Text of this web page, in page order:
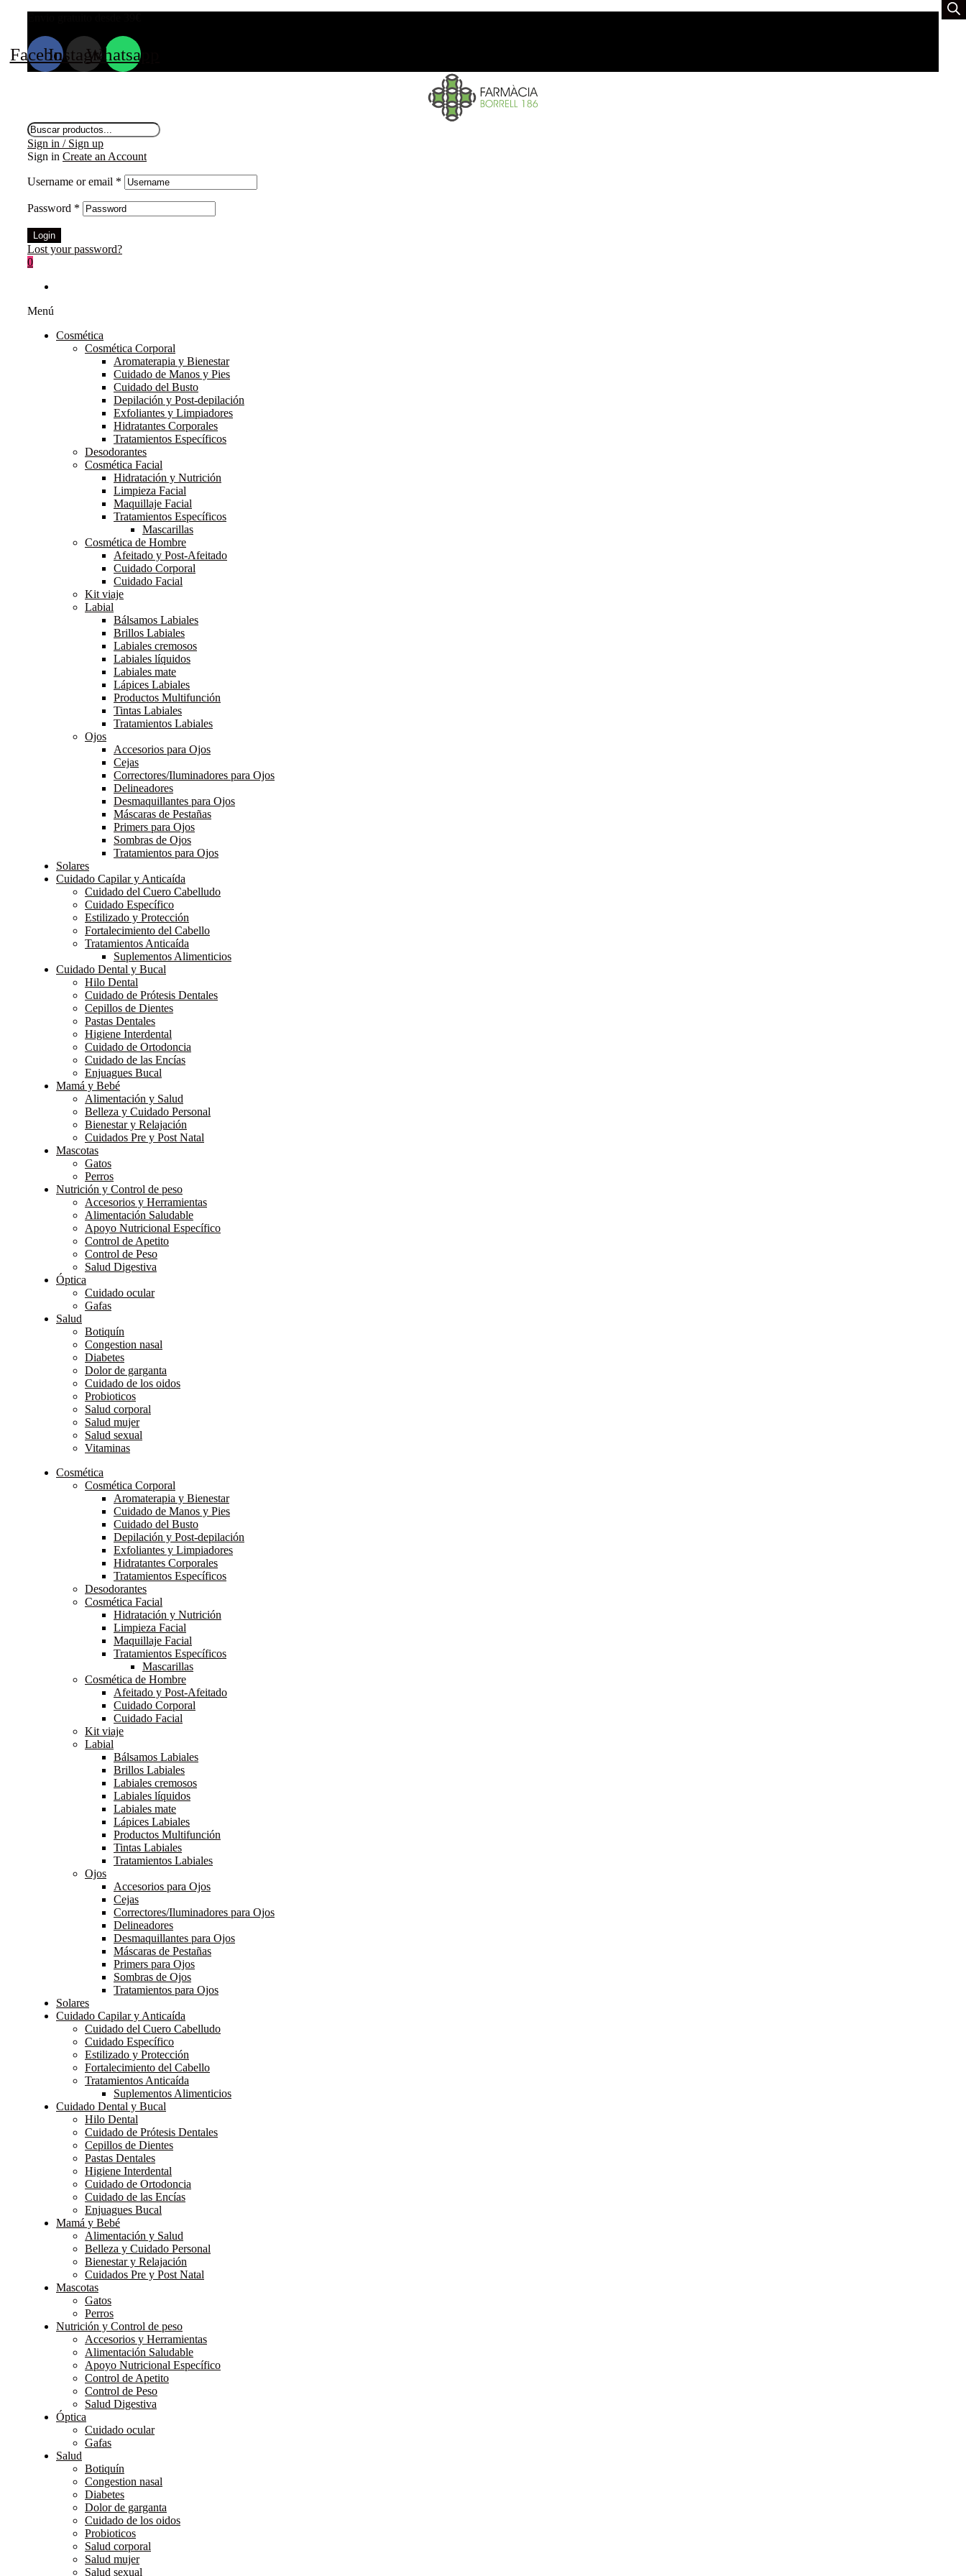
FacebookInstagram
Whatsapp
Búsqueda
de
productos
Sign in / Sign up
Sign in Create an Account
Username or email *
Password *
Login
Lost your password?
0
Menú
Cosmética
Cosmética Corporal
Aromaterapia y Bienestar
Cuidado de Manos y Pies
Cuidado del Busto
Depilación y Post-depilación
Exfoliantes y Limpiadores
Hidratantes Corporales
Tratamientos Específicos
Desodorantes
Cosmética Facial
Hidratación y Nutrición
Limpieza Facial
Maquillaje Facial
Tratamientos Específicos
Mascarillas
Cosmética de Hombre
Afeitado y Post-Afeitado
Cuidado Corporal
Cuidado Facial
Kit viaje
Labial
Bálsamos Labiales
Brillos Labiales
Labiales cremosos
Labiales líquidos
Labiales mate
Lápices Labiales
Productos Multifunción
Tintas Labiales
Tratamientos Labiales
Ojos
Accesorios para Ojos
Cejas
Correctores/Iluminadores para Ojos
Delineadores
Desmaquillantes para Ojos
Máscaras de Pestañas
Primers para Ojos
Sombras de Ojos
Tratamientos para Ojos
Solares
Cuidado Capilar y Anticaída
Cuidado del Cuero Cabelludo
Cuidado Específico
Estilizado y Protección
Fortalecimiento del Cabello
Tratamientos Anticaída
Suplementos Alimenticios
Cuidado Dental y Bucal
Hilo Dental
Cuidado de Prótesis Dentales
Cepillos de Dientes
Pastas Dentales
Higiene Interdental
Cuidado de Ortodoncia
Cuidado de las Encías
Enjuagues Bucal
Mamá y Bebé
Alimentación y Salud
Belleza y Cuidado Personal
Bienestar y Relajación
Cuidados Pre y Post Natal
Mascotas
Gatos
Perros
Nutrición y Control de peso
Accesorios y Herramientas
Alimentación Saludable
Apoyo Nutricional Específico
Control de Apetito
Control de Peso
Salud Digestiva
Óptica
Cuidado ocular
Gafas
Salud
Botiquín
Congestion nasal
Diabetes
Dolor de garganta
Cuidado de los oidos
Probioticos
Salud corporal
Salud mujer
Salud sexual
Vitaminas
Cosmética
Cosmética Corporal
Aromaterapia y Bienestar
Cuidado de Manos y Pies
Cuidado del Busto
Depilación y Post-depilación
Exfoliantes y Limpiadores
Hidratantes Corporales
Tratamientos Específicos
Desodorantes
Cosmética Facial
Hidratación y Nutrición
Limpieza Facial
Maquillaje Facial
Tratamientos Específicos
Mascarillas
Cosmética de Hombre
Afeitado y Post-Afeitado
Cuidado Corporal
Cuidado Facial
Kit viaje
Labial
Bálsamos Labiales
Brillos Labiales
Labiales cremosos
Labiales líquidos
Labiales mate
Lápices Labiales
Productos Multifunción
Tintas Labiales
Tratamientos Labiales
Ojos
Accesorios para Ojos
Cejas
Correctores/Iluminadores para Ojos
Delineadores
Desmaquillantes para Ojos
Máscaras de Pestañas
Primers para Ojos
Sombras de Ojos
Tratamientos para Ojos
Solares
Cuidado Capilar y Anticaída
Cuidado del Cuero Cabelludo
Cuidado Específico
Estilizado y Protección
Fortalecimiento del Cabello
Tratamientos Anticaída
Suplementos Alimenticios
Cuidado Dental y Bucal
Hilo Dental
Cuidado de Prótesis Dentales
Cepillos de Dientes
Pastas Dentales
Higiene Interdental
Cuidado de Ortodoncia
Cuidado de las Encías
Enjuagues Bucal
Mamá y Bebé
Alimentación y Salud
Belleza y Cuidado Personal
Bienestar y Relajación
Cuidados Pre y Post Natal
Mascotas
Gatos
Perros
Nutrición y Control de peso
Accesorios y Herramientas
Alimentación Saludable
Apoyo Nutricional Específico
Control de Apetito
Control de Peso
Salud Digestiva
Óptica
Cuidado ocular
Gafas
Salud
Botiquín
Congestion nasal
Diabetes
Dolor de garganta
Cuidado de los oidos
Probioticos
Salud corporal
Salud mujer
Salud sexual